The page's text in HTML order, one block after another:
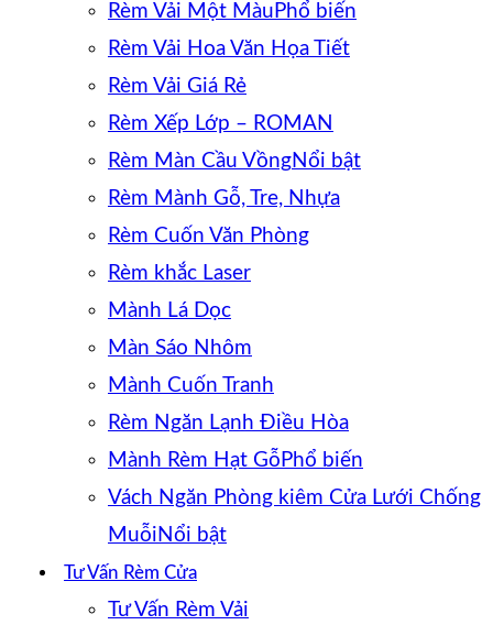
Rèm Vải Một Màu
Rèm Vải Hoa Văn Họa Tiết
Rèm Vải Giá Rẻ
Rèm Xếp Lớp – ROMAN
Rèm Màn Cầu Vồng
Rèm Mành Gỗ, Tre, Nhựa
Rèm Cuốn Văn Phòng
Rèm khắc Laser
Mành Lá Dọc
Màn Sáo Nhôm
Mành Cuốn Tranh
Rèm Ngăn Lạnh Điều Hòa
Mành Rèm Hạt Gỗ
Vách Ngăn Phòng kiêm Cửa Lưới Chống
Muỗi
Tư Vấn Rèm Cửa
Tư Vấn Rèm Vải